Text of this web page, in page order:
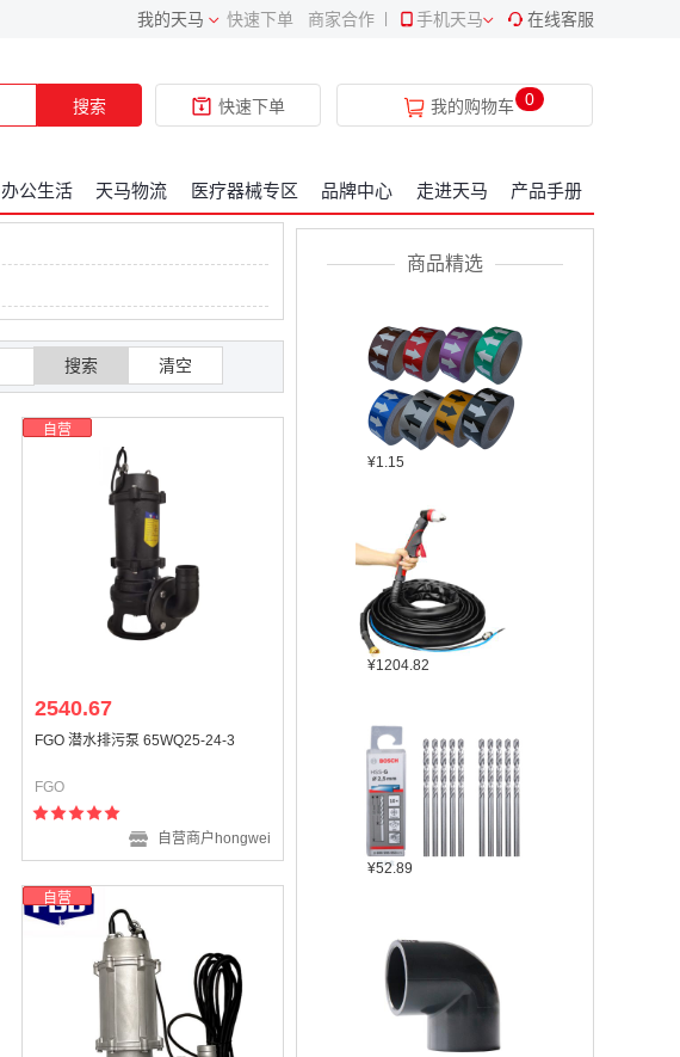
在线客服
手机天马
商家合作
快速下单
我的天马
搜索 快速下单 我的购物车 0
办公生活 天马物流 医疗器械专区 品牌中心 走进天马 产品手册
搜索 清空
2540.67
FGO 潜水排污泵 65WQ25-24-3
FGO
自营
自营商户hongwei
自营
商品精选
¥2304.22
¥1.15
¥1204.82
¥52.89